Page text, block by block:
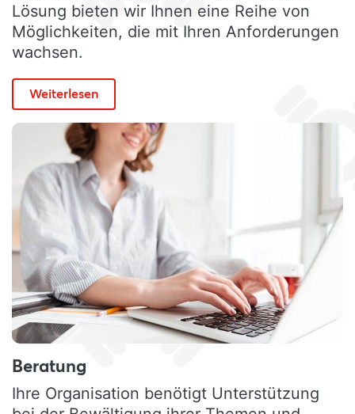
Lösung bieten wir Ihnen eine Reihe von
Möglichkeiten, die mit Ihren Anforderungen
wachsen.
Weiterlesen
Beratung
Ihre Organisation benötigt Unterstützung